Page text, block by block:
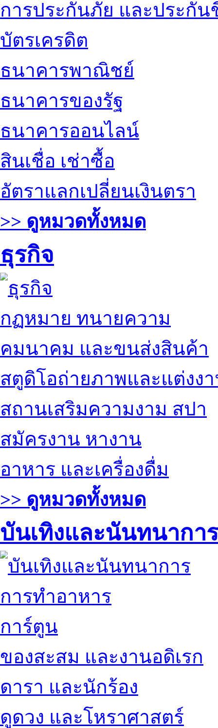
การประกันภัย และประกัน
บัตรเครดิต
ธนาคารพาณิชย์
ธนาคารของรัฐ
ธนาคารออนไลน์
สินเชื่อ เช่าซื้อ
อัตราแลกเปลี่ยนเงินตรา
>> ดูหมวดทั้งหมด
ธุรกิจ
กฏหมาย ทนายความ
คมนาคม และขนส่งสินค้า
สตูดิโอถ่ายภาพและแต่งง
สถานเสริมความงาม สปา
สมัครงาน หางาน
อาหาร และเครื่องดื่ม
>> ดูหมวดทั้งหมด
บันเทิงและนันทนาการ
การทำอาหาร
การ์ตูน
ของสะสม และงานอดิเรก
ดารา และนักร้อง
ดูดวง และโหราศาสตร์